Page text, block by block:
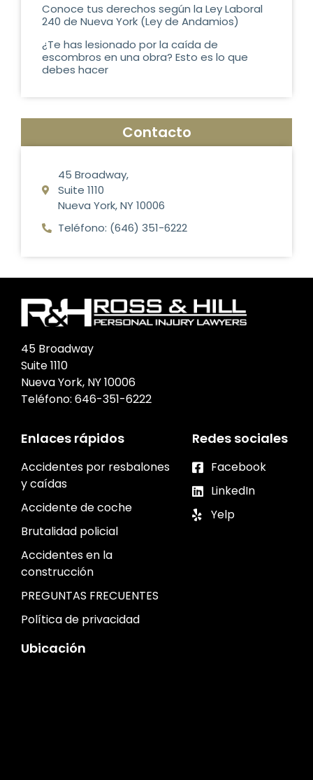
Conoce tus derechos según la Ley Laboral
240 de Nueva York (Ley de Andamios)
¿Te has lesionado por la caída de
escombros en una obra? Esto es lo que
debes hacer
Contacto
45 Broadway,
Suite 1110
Nueva York, NY 10006
Teléfono: (646) 351-6222
45 Broadway
Suite 1110
Nueva York, NY 10006
Teléfono: 646-351-6222
Enlaces rápidos
Accidentes por resbalones
y caídas
Accidente de coche
Brutalidad policial
Accidentes en la
construcción
PREGUNTAS FRECUENTES
Política de privacidad
Redes sociales
Facebook
LinkedIn
Yelp
Ubicación